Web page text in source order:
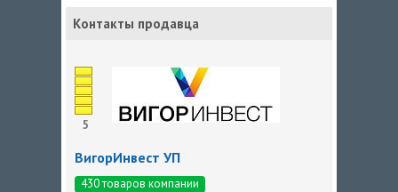
Контакты продавца
5
ВигорИнвест УП
430 товаров компании